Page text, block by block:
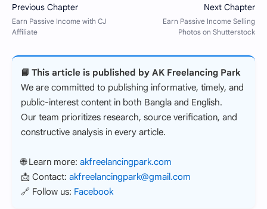
📘 This article is published by AK Freelancing Park
We are committed to publishing informative, timely, and
public-interest content in both Bangla and English.
Our team prioritizes research, source verification, and
constructive analysis in every article.
🌐 Learn more: akfreelancingpark.com
📩 Contact: akfreelancingpark@gmail.com
🔗 Follow us: Facebook